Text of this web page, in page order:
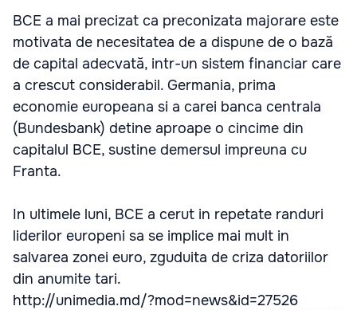
BCE a mai precizat ca preconizata majorare este
motivata de necesitatea de a dispune de o bază
de capital adecvată, intr-un sistem financiar care
a crescut considerabil. Germania, prima
economie europeana si a carei banca centrala
(Bundesbank) detine aproape o cincime din
capitalul BCE, sustine demersul impreuna cu
Franta.
In ultimele luni, BCE a cerut in repetate randuri
liderilor europeni sa se implice mai mult in
salvarea zonei euro, zguduita de criza datoriilor
din anumite tari.
http://unimedia.md/?mod=news&id=27526